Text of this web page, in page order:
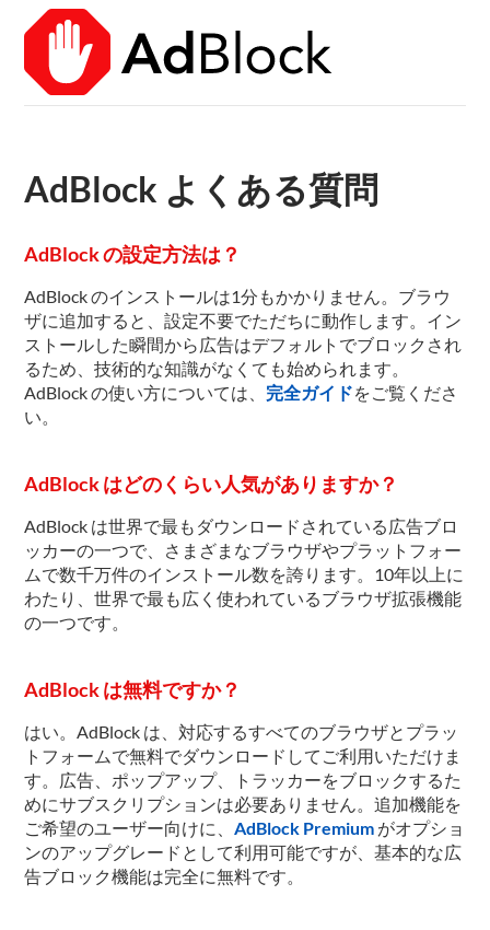
AdBlock よくある質問
AdBlock の設定方法は？
AdBlock のインストールは1分もかかりません。ブラウ
ザに追加すると、設定不要でただちに動作します。イン
ストールした瞬間から広告はデフォルトでブロックされ
るため、技術的な知識がなくても始められます。
AdBlock の使い方については、 完全ガイドをご覧くださ
い。
AdBlock はどのくらい人気がありますか？
AdBlock は世界で最もダウンロードされている広告ブロ
ッカーの一つで、さまざまなブラウザやプラットフォー
ムで数千万件のインストール数を誇ります。10年以上に
わたり、世界で最も広く使われているブラウザ拡張機能
の一つです。
AdBlock は無料ですか？
はい。AdBlock は、対応するすべてのブラウザとプラッ
トフォームで無料でダウンロードしてご利用いただけま
す。広告、ポップアップ、トラッカーをブロックするた
めにサブスクリプションは必要ありません。追加機能を
ご希望のユーザー向けに、AdBlock Premium がオプショ
ンのアップグレードとして利用可能ですが、基本的な広
告ブロック機能は完全に無料です。